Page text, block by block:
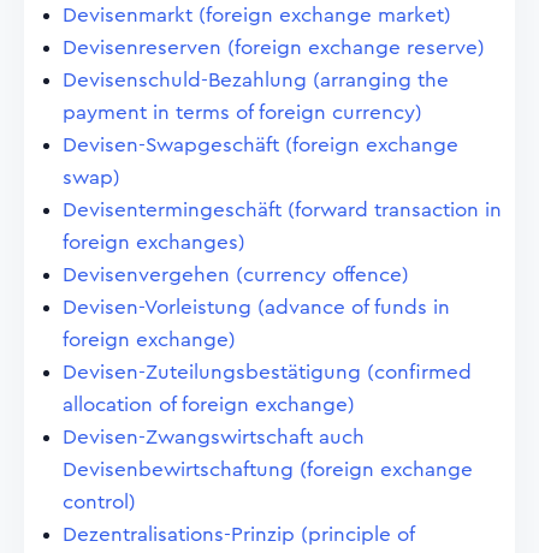
Devisenmarkt (foreign exchange market)
Devisenreserven (foreign exchange reserve)
Devisenschuld-Bezahlung (arranging the
payment in terms of foreign currency)
Devisen-Swapgeschäft (foreign exchange
swap)
Devisentermingeschäft (forward transaction in
foreign exchanges)
Devisenvergehen (currency offence)
Devisen-Vorleistung (advance of funds in
foreign exchange)
Devisen-Zuteilungsbestätigung (confirmed
allocation of foreign exchange)
Devisen-Zwangswirtschaft auch
Devisenbewirtschaftung (foreign exchange
control)
Dezentralisations-Prinzip (principle of